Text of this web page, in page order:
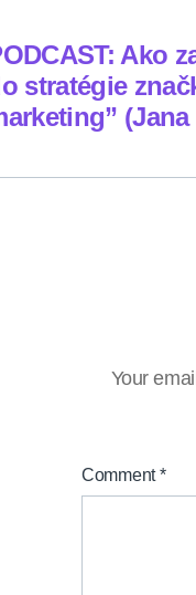
Ako
stratégie
(Jana
Your
Comment*